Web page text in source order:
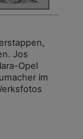
Jos
Opel
im